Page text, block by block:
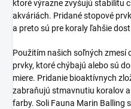
ktoré výrazne zvyšujú stabilitu
akváriách. Pridané stopové
a preto sú pre koraly ľahšie
Použitím našich soľných zmesí
prvky, ktoré chýbajú alebo sú
miere. Pridanie bioaktívnych
zabraňujú stmavnutiu koralov
farby. Soli Fauna Marin Balling